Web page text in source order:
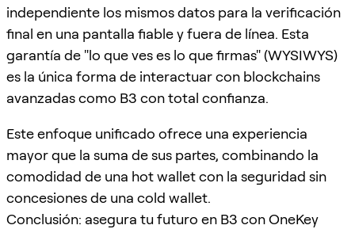
independiente los mismos datos para la verificación
final en una pantalla fiable y fuera de línea. Esta
garantía de "lo que ves es lo que firmas" (WYSIWYS)
es la única forma de interactuar con blockchains
avanzadas como B3 con total confianza.
Este enfoque unificado ofrece una experiencia
mayor que la suma de sus partes, combinando la
comodidad de una hot wallet con la seguridad sin
concesiones de una cold wallet.
Conclusión: asegura tu futuro en B3 con OneKey